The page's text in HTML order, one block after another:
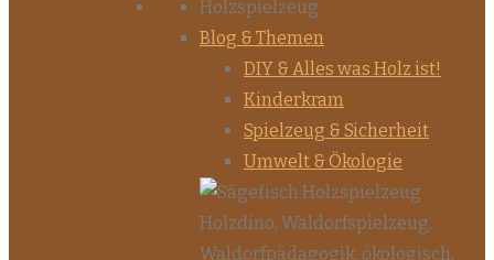
Blog & Themen
DIY & Alles was Holz ist!
Kinderkram
Spielzeug & Sicherheit
Umwelt & Ökologie